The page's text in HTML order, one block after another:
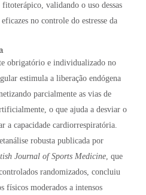
validando o uso dessas
no controle do estresse da
obrigatório e individualizado no
estimula a liberação endógena
parcialmente as vias de
o que ajuda a desviar o
a capacidade cardiorrespiratória.
robusta publicada por
Journal of Sports Medicine, que
randomizados, concluiu
físicos moderados a intensos